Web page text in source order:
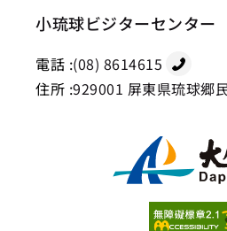
小琉球ビジターセンター
電話 :(08) 8614615
住所 :929001 屏東県琉球郷